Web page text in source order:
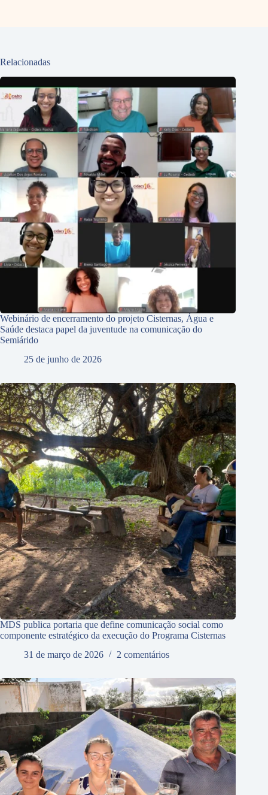
Relacionadas
Webinário de encerramento do projeto Cisternas, Água e
Saúde destaca papel da juventude na comunicação do
Semiárido
25 de junho de 2026
MDS publica portaria que define comunicação social como
componente estratégico da execução do Programa Cisternas
31 de março de 2026
2 comentários